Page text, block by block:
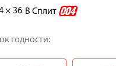
× 36 В Сплит
годности: